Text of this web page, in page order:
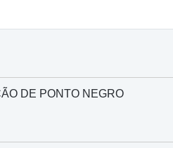
DE PONTO NEGRO